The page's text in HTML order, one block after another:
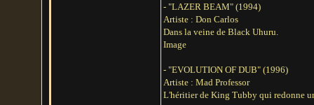
- "LAZER BEAM" (1994)
Artiste : Don Carlos
Dans la veine de Black Uhuru.
Image
- "EVOLUTION OF DUB" (1996)
Artiste : Mad Professor
L'héritier de King Tubby qui redonne